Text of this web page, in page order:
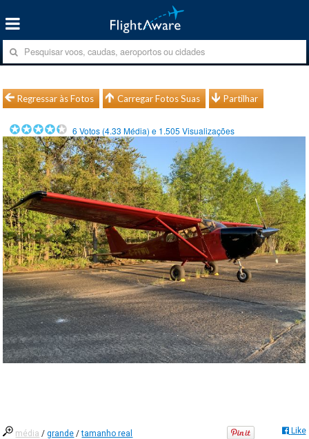
Regressar às Fotos Carregar Fotos Suas Partilhar
6 Votos (4.33 Média) e 1.505 Visualizações
média /grande /tamanho real Like